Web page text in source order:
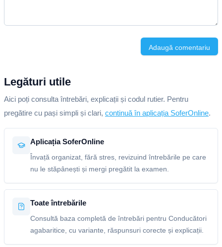
Adaugă comentariu
Legături utile
Aici poți consulta întrebări, explicații și codul rutier. Pentru
pregătire cu pași simpli și clari, continuă în aplicația SoferOnline.
Aplicația SoferOnline
Învață organizat, fără stres, revizuind întrebările pe care
nu le stăpânești și mergi pregătit la examen.
Toate întrebările
Consultă baza completă de întrebări pentru Conducători
agabaritice, cu variante, răspunsuri corecte și explicații.